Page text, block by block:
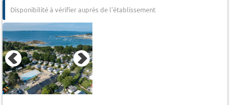
Disponibilité à vérifier auprès de l'établissement